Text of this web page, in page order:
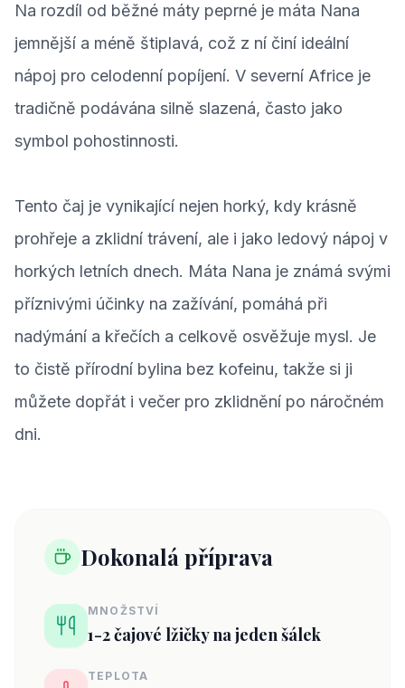
Na rozdíl od běžné máty peprné je máta Nana
jemnější a méně štiplavá, což z ní činí ideální
nápoj pro celodenní popíjení. V severní Africe je
tradičně podávána silně slazená, často jako
symbol pohostinnosti.
Tento čaj je vynikající nejen horký, kdy krásně
prohřeje a zklidní trávení, ale i jako ledový nápoj v
horkých letních dnech. Máta Nana je známá svými
příznivými účinky na zažívání, pomáhá při
nadýmání a křečích a celkově osvěžuje mysl. Je
to čistě přírodní bylina bez kofeinu, takže si ji
můžete dopřát i večer pro zklidnění po náročném
dni.
Dokonalá příprava
MNOŽSTVÍ
1-2 čajové lžičky na jeden šálek
TEPLOTA